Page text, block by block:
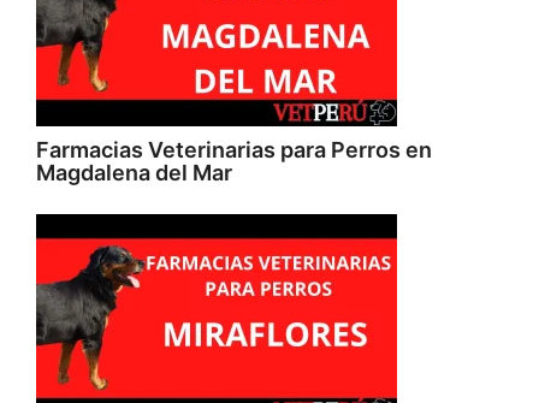
Farmacias Veterinarias para Perros en
Magdalena del Mar